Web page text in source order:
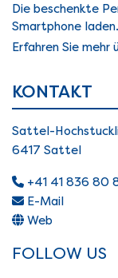
Die beschenkte
Smartphone laden.
Erfahren Sie mehr
KONTAKT
Sattel-
6417 Sattel
+41 41 836 80
E-Mail
Web
FOLLOW US